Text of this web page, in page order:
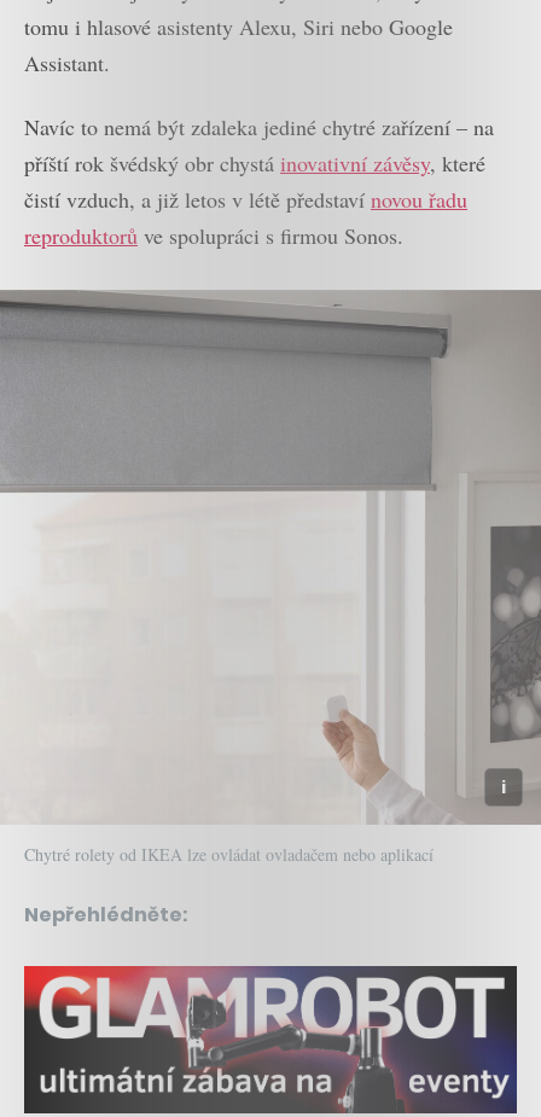
tomu i hlasové asistenty Alexu, Siri nebo Google
Assistant.
Navíc to nemá být zdaleka jediné chytré zařízení – na
příští rok švédský obr chystá inovativní závěsy, které
čistí vzduch, a již letos v létě představí novou řadu
reproduktorů ve spolupráci s firmou Sonos.
Chytré rolety od IKEA lze ovládat ovladačem nebo aplikací
Nepřehlédněte: